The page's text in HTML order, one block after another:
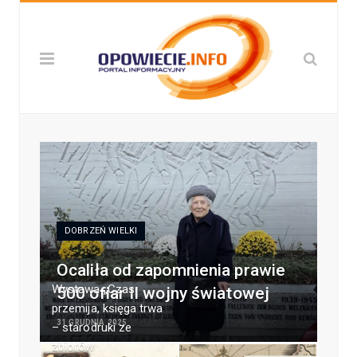
DOBRZEŃ WIELKI
Ocaliła od zapomnienia prawie
500 ofiar II wojny światowej
31 GRUDNIA 2025
Wystawa „Czas
przemija, księga trwa
– starodruki ze
zbiorów